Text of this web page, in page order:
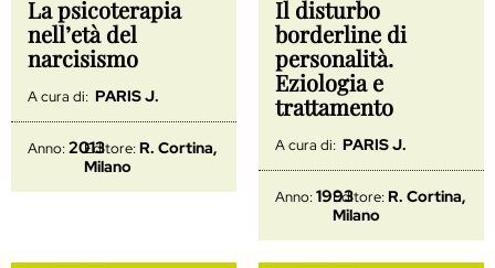
La psicoterapia
nell’età del
narcisismo
A cura di: PARIS J.
Anno:2013
Editore:R. Cortina,
Milano
Il disturbo
borderline di
personalità.
Eziologia e
trattamento
A cura di: PARIS J.
Anno:1993Editore:R. Cortina,
Milano